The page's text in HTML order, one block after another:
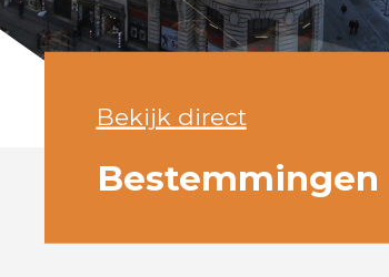
Bekijk direct
Bestemmingen